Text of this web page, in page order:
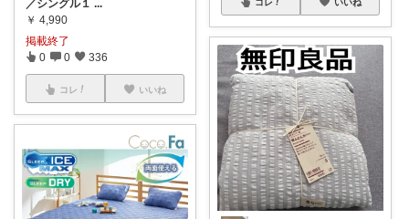
／シングル１ ...
￥ 4,990
掲載終了
0 0 336
コレ いいね